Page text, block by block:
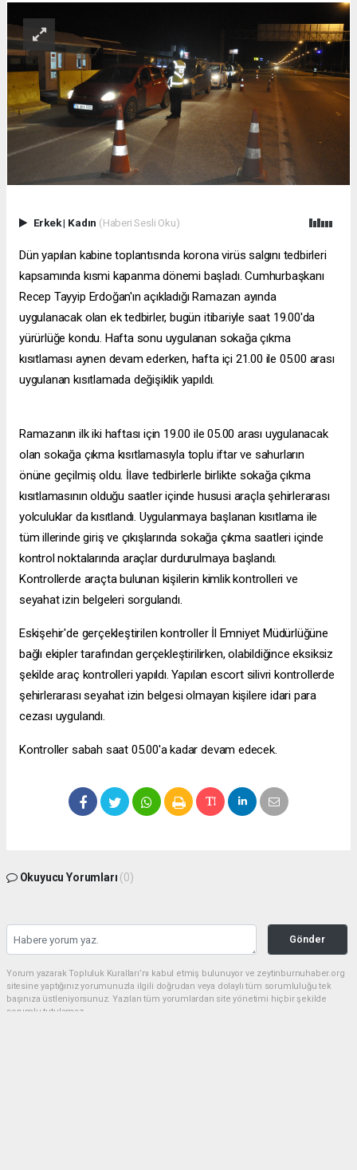
Erkek| Kadın (Haberi Sesli Oku)
Dün yapılan kabine toplantısında korona virüs salgını tedbirleri
kapsamında kısmi kapanma dönemi başladı. Cumhurbaşkanı
Recep Tayyip Erdoğan'ın açıkladığı Ramazan ayında
uygulanacak olan ek tedbirler, bugün itibariyle saat 19.00'da
yürürlüğe kondu. Hafta sonu uygulanan sokağa çıkma
kısıtlaması aynen devam ederken, hafta içi 21.00 ile 05.00 arası
uygulanan kısıtlamada değişiklik yapıldı.
Ramazanın ilk iki haftası için 19.00 ile 05.00 arası uygulanacak
olan sokağa çıkma kısıtlamasıyla toplu iftar ve sahurların
önüne geçilmiş oldu. İlave tedbirlerle birlikte sokağa çıkma
kısıtlamasının olduğu saatler içinde hususi araçla şehirlerarası
yolculuklar da kısıtlandı. Uygulanmaya başlanan kısıtlama ile
tüm illerinde giriş ve çıkışlarında sokağa çıkma saatleri içinde
kontrol noktalarında araçlar durdurulmaya başlandı.
Kontrollerde araçta bulunan kişilerin kimlik kontrolleri ve
seyahat izin belgeleri sorgulandı.
Eskişehir'de gerçekleştirilen kontroller İl Emniyet Müdürlüğüne
bağlı ekipler tarafından gerçekleştirilirken, olabildiğince eksiksiz
şekilde araç kontrolleri yapıldı. Yapılan escort silivri kontrollerde
şehirlerarası seyahat izin belgesi olmayan kişilere idari para
cezası uygulandı.
Kontroller sabah saat 05.00'a kadar devam edecek.
Okuyucu Yorumları (0)
Gönder
Yorum yazarak Topluluk Kuralları’nı kabul etmiş bulunuyor ve zeytinburnuhaber.org
sitesine yaptığınız yorumunuzla ilgili doğrudan veya dolaylı tüm sorumluluğu tek
başınıza üstleniyorsunuz. Yazılan tüm yorumlardan site yönetimi hiçbir şekilde
sorumlu tutulamaz.